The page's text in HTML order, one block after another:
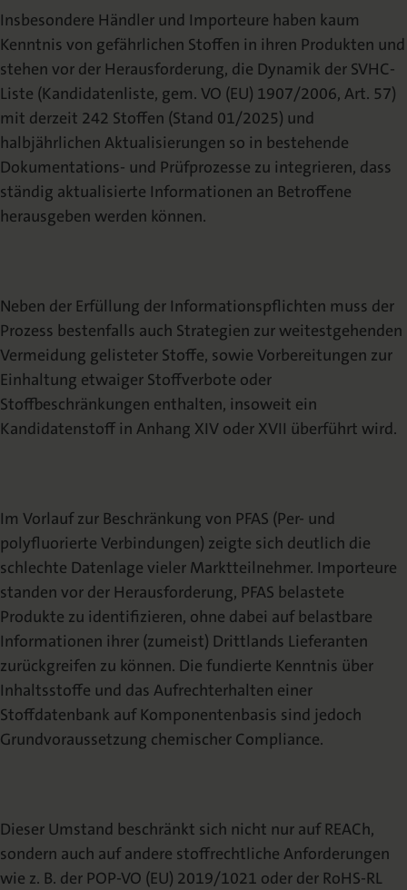
Insbesondere Händler und Importeure haben kaum
Kenntnis von gefährlichen Stoffen in ihren Produkten und
stehen vor der Herausforderung, die Dynamik der SVHC-
Liste (Kandidatenliste, gem. VO (EU) 1907/2006, Art. 57)
mit derzeit 242 Stoffen (Stand 01/2025) und
halbjährlichen Aktualisierungen so in bestehende
Dokumentations- und Prüfprozesse zu integrieren, dass
ständig aktualisierte Informationen an Betroffene
herausgeben werden können.
Neben der Erfüllung der Informationspflichten muss der
Prozess bestenfalls auch Strategien zur weitestgehenden
Vermeidung gelisteter Stoffe, sowie Vorbereitungen zur
Einhaltung etwaiger Stoffverbote oder
Stoffbeschränkungen enthalten, insoweit ein
Kandidatenstoff in Anhang XIV oder XVII überführt wird.
Im Vorlauf zur Beschränkung von PFAS (Per- und
polyfluorierte Verbindungen) zeigte sich deutlich die
schlechte Datenlage vieler Marktteilnehmer. Importeure
standen vor der Herausforderung, PFAS belastete
Produkte zu identifizieren, ohne dabei auf belastbare
Informationen ihrer (zumeist) Drittlands Lieferanten
zurückgreifen zu können. Die fundierte Kenntnis über
Inhaltsstoffe und das Aufrechterhalten einer
Stoffdatenbank auf Komponentenbasis sind jedoch
Grundvoraussetzung chemischer Compliance.
Dieser Umstand beschränkt sich nicht nur auf REACh,
sondern auch auf andere stoffrechtliche Anforderungen
wie z. B. der POP-VO (EU) 2019/1021 oder der RoHS-RL